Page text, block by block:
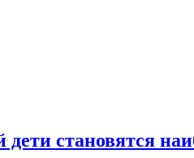
становятся